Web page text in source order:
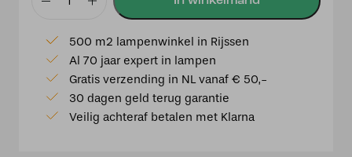
Tiffany
France
aantal
500 m2 lampenwinkel in Rijssen
Al 70 jaar expert in lampen
Gratis verzending in NL vanaf € 50,-
30 dagen geld terug garantie
Veilig achteraf betalen met Klarna